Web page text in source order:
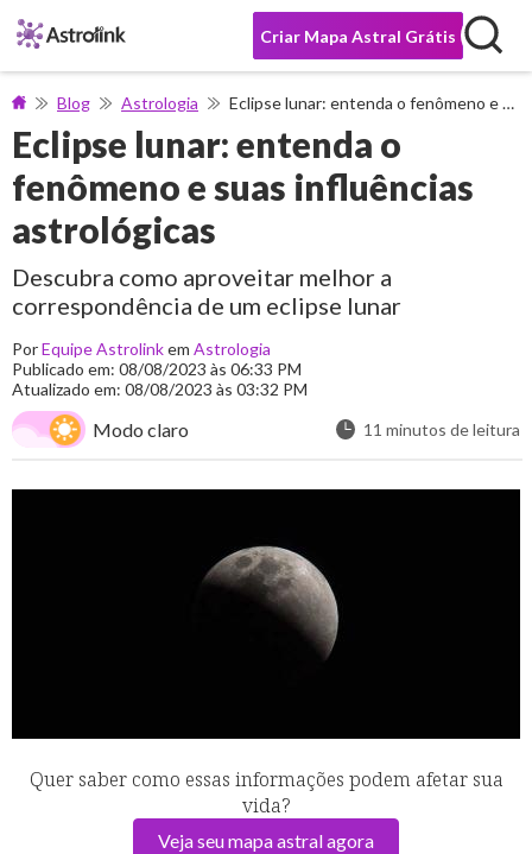
Criar Mapa Astral Grátis
Blog Astrologia Eclipse lunar: entenda o fenômeno e suas influências astrológicas
Eclipse lunar: entenda o
fenômeno e suas influências
astrológicas
Descubra como aproveitar melhor a
correspondência de um eclipse lunar
PorEquipe Astrolinkem Astrologia
Publicado em: 08/08/2023 às 06:33 PM
Atualizado em: 08/08/2023 às 03:32 PM
Modo claro 11 minutos de leitura
Quer saber como essas informações podem afetar sua
vida?
Veja seu mapa astral agora